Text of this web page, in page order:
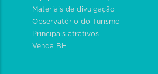
Materiais de divulgação
Observatório do Turismo
Principais atrativos
Venda BH